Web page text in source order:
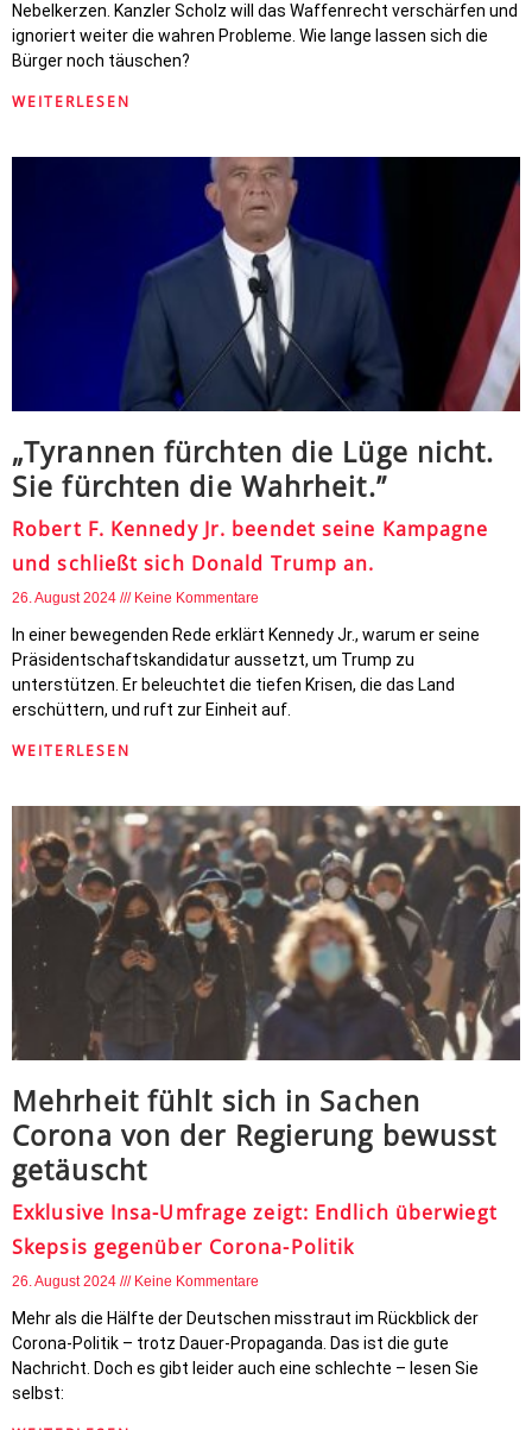
Nebelkerzen. Kanzler Scholz will das Waffenrecht verschärfen und
ignoriert weiter die wahren Probleme. Wie lange lassen sich die
Bürger noch täuschen?
WEITERLESEN
„Tyrannen fürchten die Lüge nicht.
Sie fürchten die Wahrheit.”
Robert F. Kennedy Jr. beendet seine Kampagne
und schließt sich Donald Trump an.
26. August 2024 Keine Kommentare
In einer bewegenden Rede erklärt Kennedy Jr., warum er seine
Präsidentschaftskandidatur aussetzt, um Trump zu
unterstützen. Er beleuchtet die tiefen Krisen, die das Land
erschüttern, und ruft zur Einheit auf.
WEITERLESEN
Mehrheit fühlt sich in Sachen
Corona von der Regierung bewusst
getäuscht
Exklusive Insa-Umfrage zeigt: Endlich überwiegt
Skepsis gegenüber Corona-Politik
26. August 2024 Keine Kommentare
Mehr als die Hälfte der Deutschen misstraut im Rückblick der
Corona-Politik – trotz Dauer-Propaganda. Das ist die gute
Nachricht. Doch es gibt leider auch eine schlechte – lesen Sie
selbst: